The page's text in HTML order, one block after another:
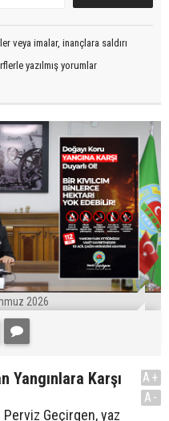
veya imalar, inançlara saldırı
yazılmış yorumlar
2026
Yangınlara Karşı
Perviz Geçirgen, yaz
A+
A-